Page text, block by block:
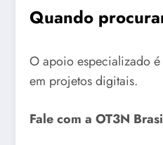
Quando
O apoio especializado
em projetos digitais.
Fale com a OT3N